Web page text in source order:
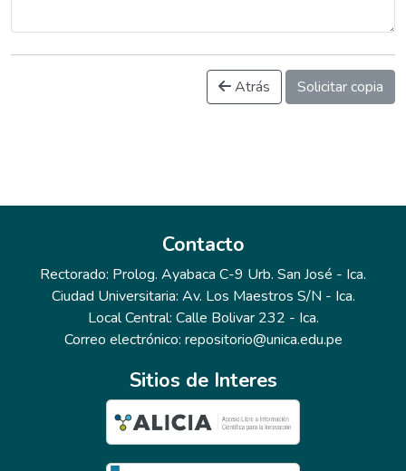
Atrás Solicitar copia
Contacto
Rectorado: Prolog. Ayabaca C-9 Urb. San José - Ica.
Ciudad Universitaria: Av. Los Maestros S/N - Ica.
Local Central: Calle Bolivar 232 - Ica.
Correo electrónico: repositorio@unica.edu.pe
Sitios de Interes